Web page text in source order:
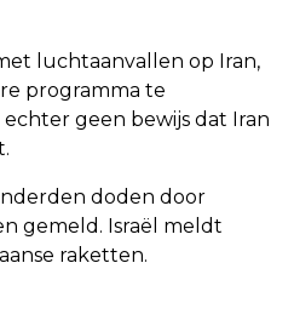
luchtaanvallen op Iran,
programma te
geen bewijs dat Iran
doden door
gemeld. Israël meldt
raketten.